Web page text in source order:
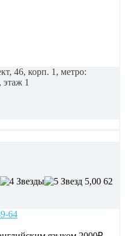
46, корп. 1, метро:
этаж 1
5,00 62
64